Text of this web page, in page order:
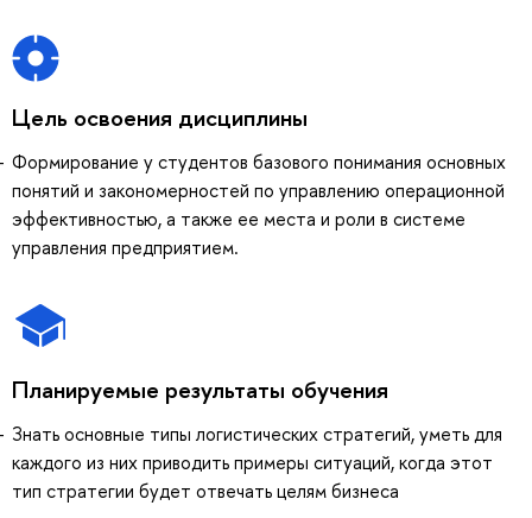
Цель освоения дисциплины
Формирование у студентов базового понимания основных
понятий и закономерностей по управлению операционной
эффективностью, а также ее места и роли в системе
управления предприятием.
Планируемые результаты обучения
Знать основные типы логистических стратегий, уметь для
каждого из них приводить примеры ситуаций, когда этот
тип стратегии будет отвечать целям бизнеса